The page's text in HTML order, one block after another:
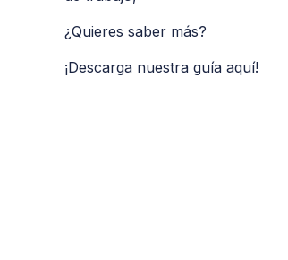
¿Quieres saber más?
¡Descarga nuestra guía aquí!